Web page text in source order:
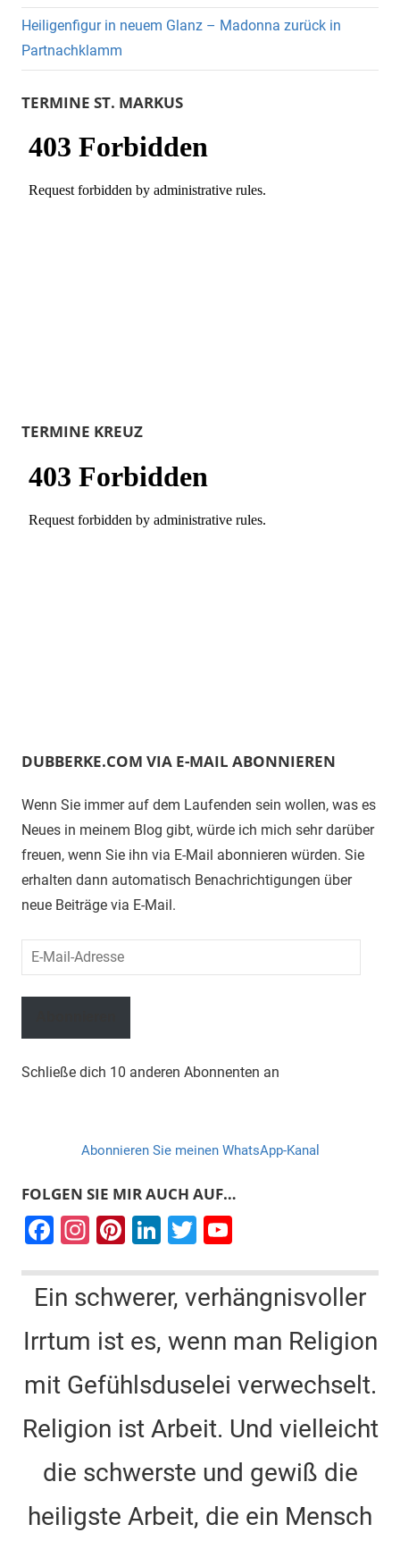
Heiligenfigur in neuem Glanz – Madonna zurück in
Partnachklamm
TERMINE ST. MARKUS
TERMINE KREUZ
DUBBERKE.COM VIA E-MAIL ABONNIEREN
Wenn Sie immer auf dem Laufenden sein wollen, was es
Neues in meinem Blog gibt, würde ich mich sehr darüber
freuen, wenn Sie ihn via E-Mail abonnieren würden. Sie
erhalten dann automatisch Benachrichtigungen über
neue Beiträge via E-Mail.
Mail-
Adresse
Schließe dich 10 anderen Abonnenten an
Abonnieren Sie meinen WhatsApp-Kanal
FOLGEN SIE MIR AUCH AUF…
F
c
e
b
o
o
k
In
a
gr
a
m
Pi
er
e
st
Li
k
e
dI
n
T
tt
er
u
T
u
b
e
C
h
a
n
Ein schwerer, verhängnisvoller
Irrtum ist es, wenn man Religion
mit Gefühlsduselei verwechselt.
Religion ist Arbeit. Und vielleicht
die schwerste und gewiß die
heiligste Arbeit, die ein Mensch